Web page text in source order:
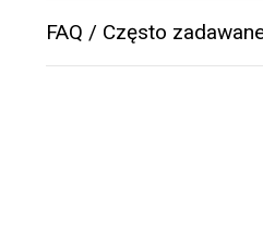
FAQ / Często